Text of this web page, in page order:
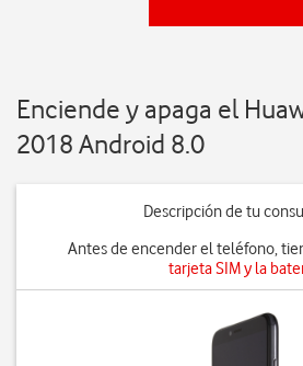
Enciende y apaga el
2018 Android 8.0
Descripción de tu
Antes de encender el teléfono,
tarjeta SIM y la